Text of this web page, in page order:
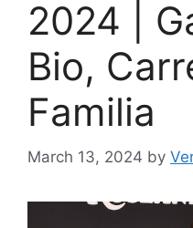
2024 |
Bio,
Familia
March 13, 2024 by